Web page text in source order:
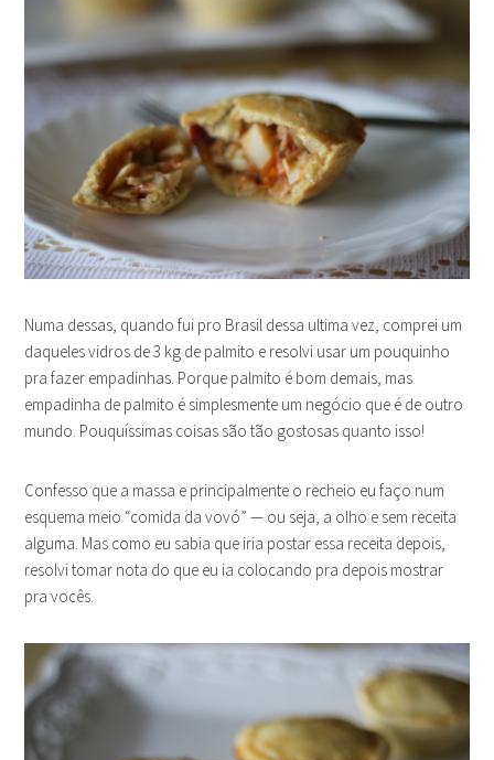
Numa dessas, quando fui pro Brasil dessa ultima vez, comprei um
daqueles vidros de 3 kg de palmito e resolvi usar um pouquinho
pra fazer empadinhas. Porque palmito é bom demais, mas
empadinha de palmito é simplesmente um negócio que é de outro
mundo. Pouquíssimas coisas são tão gostosas quanto isso!
Confesso que a massa e principalmente o recheio eu faço num
esquema meio “comida da vovó” — ou seja, a olho e sem receita
alguma. Mas como eu sabia que iria postar essa receita depois,
resolvi tomar nota do que eu ia colocando pra depois mostrar
pra vocês.